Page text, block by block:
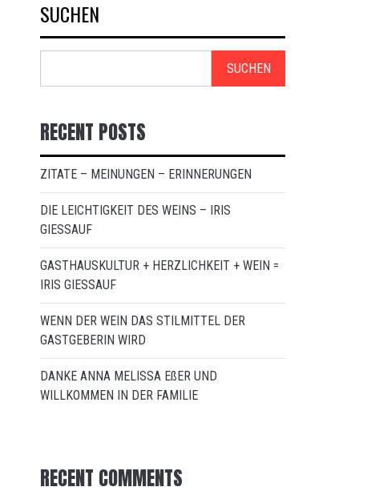
SUCHEN
SUCHEN
RECENT POSTS
ZITATE – MEINUNGEN – ERINNERUNGEN
DIE LEICHTIGKEIT DES WEINS – IRIS
GIESSAUF
GASTHAUSKULTUR + HERZLICHKEIT + WEIN =
IRIS GIESSAUF
WENN DER WEIN DAS STILMITTEL DER
GASTGEBERIN WIRD
DANKE ANNA MELISSA EßER UND
WILLKOMMEN IN DER FAMILIE
RECENT COMMENTS